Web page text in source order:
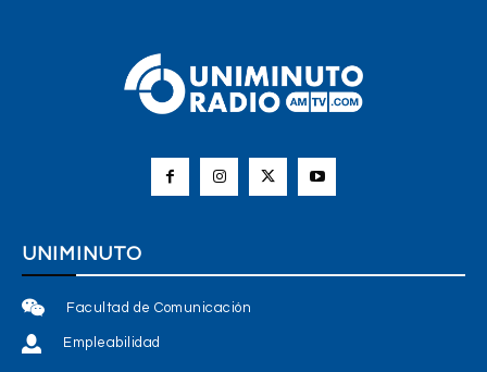
UNIMINUTO
Facultad de Comunicación
Empleabilidad